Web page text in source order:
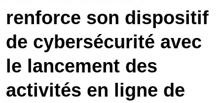
renforce son dispositif
de cybersécurité avec
le lancement des
activités en ligne de